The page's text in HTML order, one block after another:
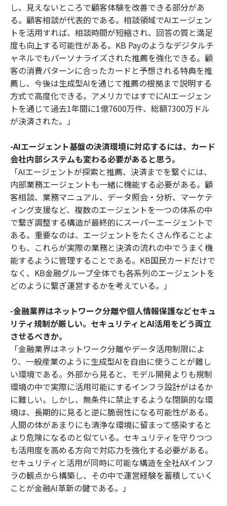
し、見えないところで顧客体験を改善できる部分があ
る。顧客相談が代表的である。相談領域でAIエージェン
トを活用すれば、相談時間が短縮され、回答の質と満足
度も向上する可能性がある。KB Payのようなデジタルチ
ャネルでもパーソナライズされた推薦を強化できる。顧
客の消費パターンに合ったカードと予想される特典を推
薦し、今後は生成型AIを通じて推薦の根拠まで説明する
方式で高度化できる。アメリカではすでにAIエージェン
トを通じて過去1年間に1億7600万件、総額7300万ドル
が決済された。」
-AIエージェント基盤の決済環境に対応するには、カード
会社内部システムも変わる必要があると思う。
「AIエージェントが探索と推薦、決済までを繋ぐには、
内部業務エージェントも一緒に機能する必要がある。顧
客相談、業務マニュアル、データ照会・分析、マーケテ
ィング支援など、複数のエージェントを一つの体系の中
で繋ぎ調整する構造が最終的にスーパーエージェントで
ある。重要なのは、エージェントをたくさん作ることよ
りも、これらが実際の業務と決済の流れの中でうまく機
能するように管理することである。KB国民カードだけで
なく、KB金融グループ全体でも各系列のエージェントを
どのように繋ぎ運営するかを考えている。」
-金融業界はネットワーク分離や個人情報保護などセキュ
リティ規制が厳しい。セキュリティとAI活用をどう両立
させるべきか。
「金融業界はネットワーク分離やデータ活用制限によ
り、一般産業のように生成型AIを自由に使うことが難し
い環境である。外部から見ると、モデル開発よりも規制
環境の中で実際に活用可能にするインフラ設計がはるか
に難しい。しかし、無条件に禁止するような閉鎖的な環
境は、長期的に見ると逆に脆弱性になる可能性がある。
人間の体があまりにも清浄な環境に留まって感染すると
より危険になるのと似ている。セキュリティを守りつつ
も活用度を高める方向で対応力を強化する必要がある。
セキュリティと活用が同時に可能な構造を全社AXインフ
ラの観点から構築し、その中で運営経験を蓄積していく
ことが金融AI革新の鍵である。」